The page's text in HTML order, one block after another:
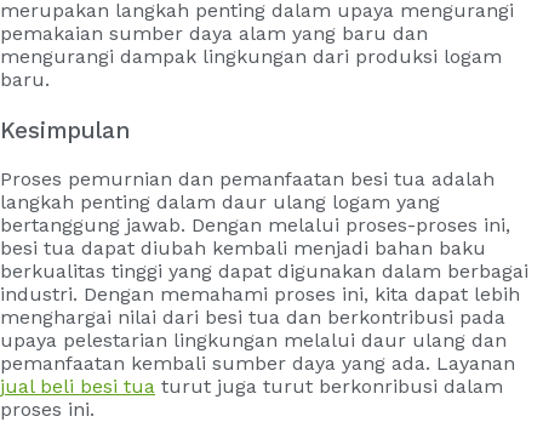
merupakan langkah penting dalam upaya mengurangi
pemakaian sumber daya alam yang baru dan
mengurangi dampak lingkungan dari produksi logam
baru.
Kesimpulan
Proses pemurnian dan pemanfaatan besi tua adalah
langkah penting dalam daur ulang logam yang
bertanggung jawab. Dengan melalui proses-proses ini,
besi tua dapat diubah kembali menjadi bahan baku
berkualitas tinggi yang dapat digunakan dalam berbagai
industri. Dengan memahami proses ini, kita dapat lebih
menghargai nilai dari besi tua dan berkontribusi pada
upaya pelestarian lingkungan melalui daur ulang dan
pemanfaatan kembali sumber daya yang ada. Layanan
jual beli besi tua turut juga turut berkonribusi dalam
proses ini.